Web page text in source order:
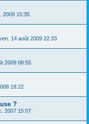
2009 15:35
14 août 2009 22:33
2009 08:55
18:22
?
2007 15:07